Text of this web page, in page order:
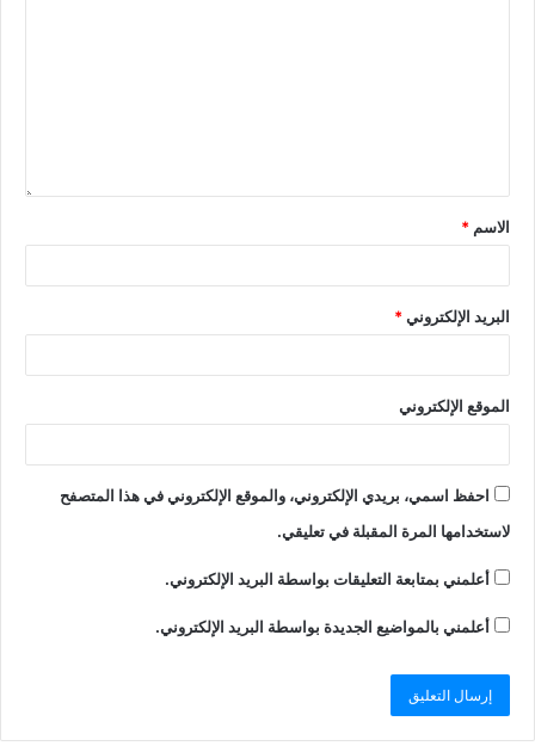
الاسم *
البريد الإلكتروني*
الموقع الإلكتروني
احفظ اسمي، بريدي الإلكتروني، والموقع الإلكتروني في هذا المتصفح
لاستخدامها المرة المقبلة في تعليقي.
أعلمني بمتابعة التعليقات بواسطة البريد الإلكتروني.
أعلمني بالمواضيع الجديدة بواسطة البريد الإلكتروني.